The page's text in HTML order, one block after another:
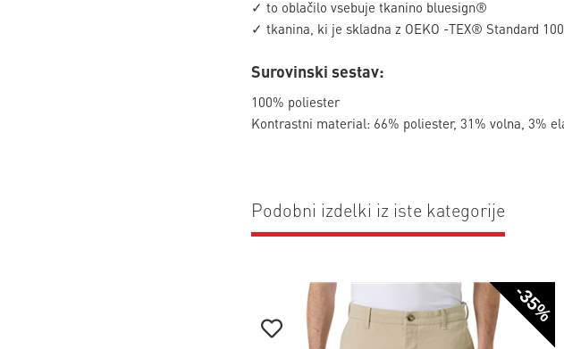
✓ to oblačilo vsebuje tkanino bluesign®
✓ tkanina, ki je skladna z OEKO -TEX® Standard 100
Surovinski sestav:
100% poliester
Kontrastni material: 66% poliester, 31% volna, 3%
Podobni izdelki iz iste kategorije
-35%